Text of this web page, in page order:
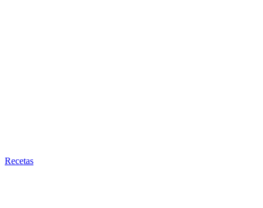
Recetas